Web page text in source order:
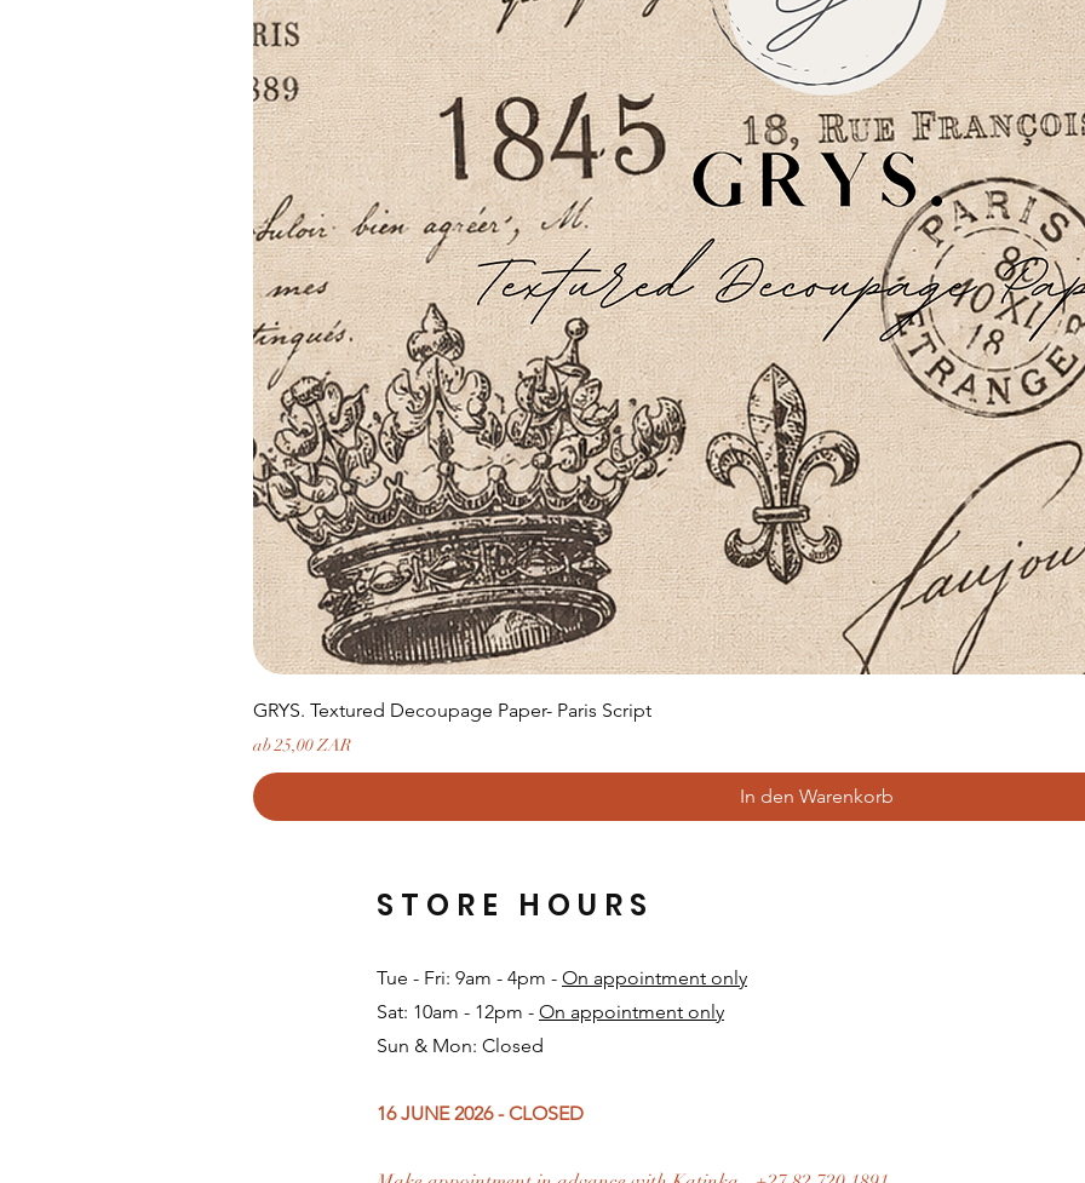
GRYS. Textured Decoupage Paper- Paris Script
ab25,00 ZAR
Sale-Preis
In den Warenkorb
Tue - Fri: 9am - 4pm - On appointment only
Sat: 10am - 12pm - On appointment only
Sun & Mon: Closed​
16 JUNE 2026 - CLOSED
STORE HOURS